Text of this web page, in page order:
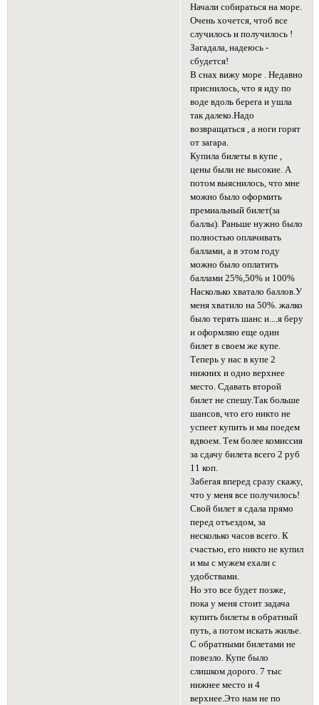
Начали собираться на море.
Очень хочется, чтоб все
случилось и получилось !
Загадала, надеюсь -
сбудется!
В снах вижу море . Недавно
приснилось, что я иду по
воде вдоль берега и ушла
так далеко.Надо
возвращаться , а ноги горят
от загара.
Купила билеты в купе ,
цены были не высокие. А
потом выяснилось, что мне
можно было оформить
премиальный билет(за
баллы). Раньше нужно было
полностью оплачивать
баллами, а в этом году
можно было оплатить
баллами 25%,50% и 100%
Насколько хватало баллов.У
меня хватило на 50%. жалко
было терять шанс и....я беру
и оформляю еще один
билет в своем же купе.
Теперь у нас в купе 2
нижних и одно верхнее
место. Сдавать второй
билет не спешу.Так больше
шансов, что его никто не
успеет купить и мы поедем
вдвоем. Тем более комиссия
за сдачу билета всего 2 руб
11 коп.
Забегая вперед сразу скажу,
что у меня все получилось!
Свой билет я сдала прямо
перед отъездом, за
несколько часов всего. К
счастью, его никто не купил
и мы с мужем ехали с
удобствами.
Но это все будет позже,
пока у меня стоит задача
купить билеты в обратный
путь, а потом искать жилье.
С обратными билетами не
повезло. Купе было
слишком дорого. 7 тыс
нижнее место и 4
верхнее.Это нам не по